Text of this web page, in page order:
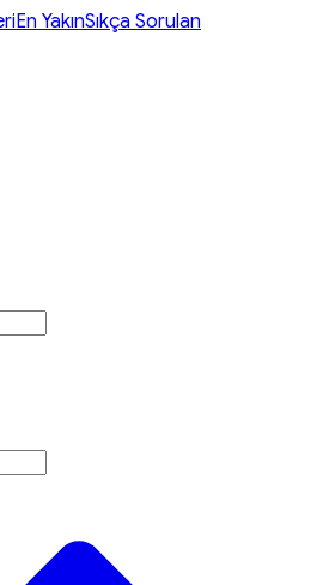
En YakınSıkça Sorulan